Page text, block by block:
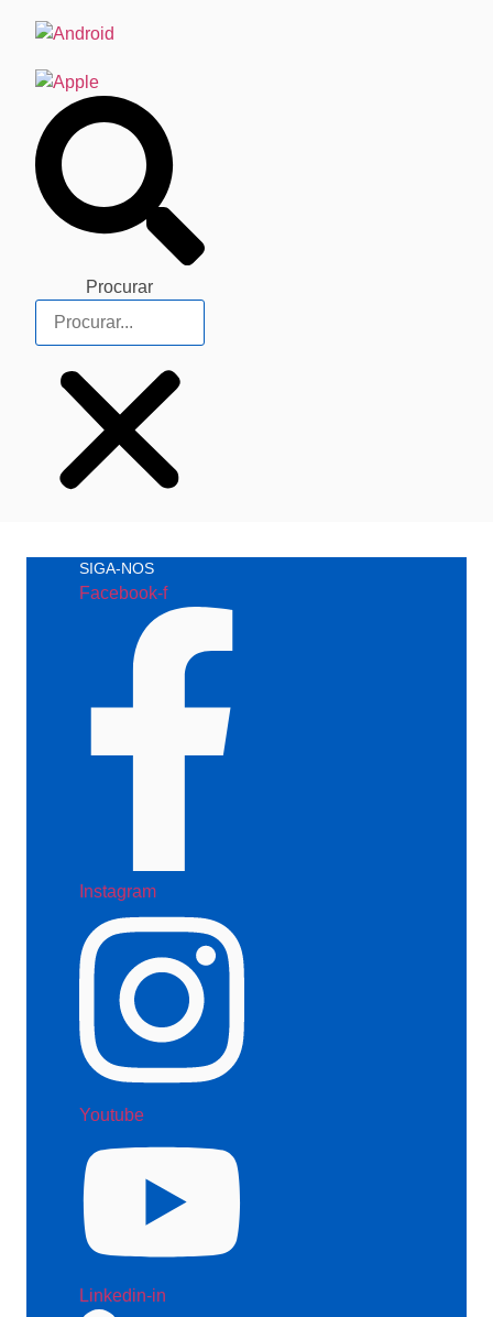
Procurar
SIGA-NOS
Facebook-f
Instagram
Youtube
Linkedin-in